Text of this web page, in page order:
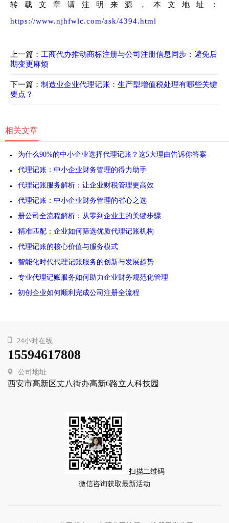
转载文章请注明来源，本文地址：
https://www.njhfwlc.com/ask/4394.html
上一篇： 工商代办推动商标注册与公司注册信息同步：避免后
期变更麻烦
下一篇： 制造业企业代理记账：生产型增值税处理有哪些关键
要点？
相关文章
为什么90%的中小企业选择代理记账？这5大理由告诉你答案
代理记账：中小企业财务管理的得力助手
代理记账服务解析：让企业财税管理更高效
代理记账：中小企业财务管理的省心之选
册公司全流程解析：从零到企业主的关键步骤
精准匹配：企业如何筛选优质代理记账机构
代理记账的核心价值与服务模式
智能化时代代理记账服务的创新与发展趋势
专业代理记账服务如何助力企业财务规范化管理
初创企业如何顺利完成公司注册全流程
24小时在线
15594617808
公司地址
西安市高新区丈八街办高新6路立人科技园
扫描二维码
微信咨询获取最新活动